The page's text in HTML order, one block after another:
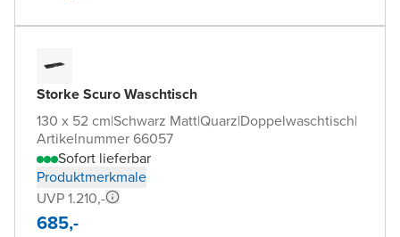
Storke Scuro Waschtisch
130 x 52 cm|Schwarz Matt|Quarz|Doppelwaschtisch|
Artikelnummer 66057
Sofort lieferbar
Produktmerkmale
UVP 1.210,-
685,-